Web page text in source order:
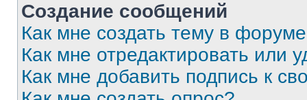
Создание сообщений
Как мне создать тему в
Как мне отредактировать или
Как мне добавить подпись к